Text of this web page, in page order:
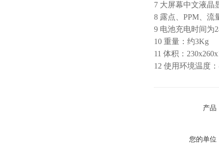
7 大屏幕中文液晶
8 露点、PPM、流
9 电池充电时间为
10 重量：约3Kg
11 体积：
12 使用环境温度
产品
您的单位